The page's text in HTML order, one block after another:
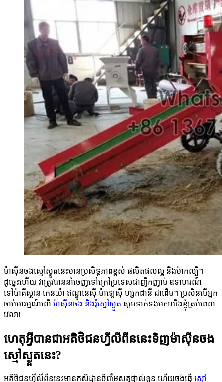
ម៉ាស៊ីនចងស្មៅស្ងួតនេះមានប្រសិទ្ធភាពខ្ពស់ ផលិតផលល្អ និងម៉ាកល្បី។
ដូច្នេះហើយ វាត្រូវបាននាំចេញទៅក្រៅប្រទេសជាញឹកញាប់ ឧទាហរណ៍
ទៅប៉ាគីស្ថាន កេនយ៉ា ឥណ្ឌូនេស៊ី ម៉ាឡេស៊ី ហ្សកដានី ជាដើម។ ប្រសិនបើអ្នក
ចាប់អារម្មណ៍លើ ម៉ាស៊ីនចង និងរុំស្មៅស្ងួត សូមទាក់ទងមកយើងខ្ញុំគ្រប់ពេល
វេលា!
ហេតុអ្វីបានជាអតិថិជនហ្វីលីពីននេះទិញម៉ាស៊ីនចង
ស្មៅស្ងួតនេះ?
អតិថិជនហ្វីលីពីននេះមានកសិដ្ឋានចិញ្ចឹមសត្វផ្ទាល់ខ្លួន ហើយចង់ធ្វើ ស្មៅ